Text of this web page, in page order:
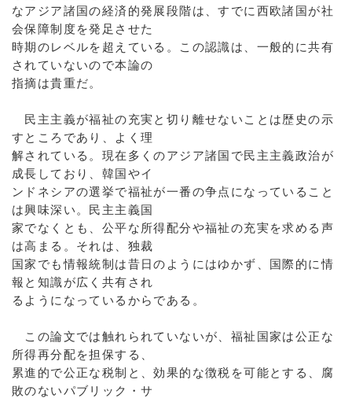
なアジア諸国の経済的発展段階は、すでに西欧諸国が社
会保障制度を発足させた
時期のレベルを超えている。この認識は、一般的に共有
されていないので本論の
指摘は貴重だ。
民主主義が福祉の充実と切り離せないことは歴史の示
すところであり、よく理
解されている。現在多くのアジア諸国で民主主義政治が
成長しており、韓国やイ
ンドネシアの選挙で福祉が一番の争点になっていること
は興味深い。民主主義国
家でなくとも、公平な所得配分や福祉の充実を求める声
は高まる。それは、独裁
国家でも情報統制は昔日のようにはゆかず、国際的に情
報と知識が広く共有され
るようになっているからである。
この論文では触れられていないが、福祉国家は公正な
所得再分配を担保する、
累進的で公正な税制と、効果的な徴税を可能とする、腐
敗のないパブリック・サ